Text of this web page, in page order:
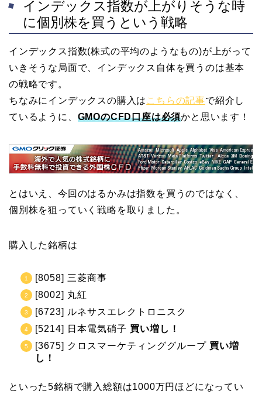
インデックス指数が上がりそうな時
に個別株を買うという戦略
インデックス指数(株式の平均のようなもの)が上がって
いきそうな局面で、インデックス自体を買うのは基本
の戦略です。
ちなみにインデックスの購入は こちらの記事で紹介し
ているように、 GMOのCFD口座は必須かと思います！
とはいえ、今回のはるかみは指数を買うのではなく、
個別株を狙っていく戦略を取りました。
購入した銘柄は
[8058] 三菱商事
[8002] 丸紅
[6723] ルネサスエレクトロニスク
[5214] 日本電気硝子 買い増し！
[3675] クロスマーケティンググループ 買い増
し！
といった5銘柄で購入総額は1000万円ほどになってい